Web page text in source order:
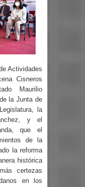
Actividades
Cisneros
Maurilio
la Junta de
la
y el
que el
de la
la reforma
histórica
certezas
en los